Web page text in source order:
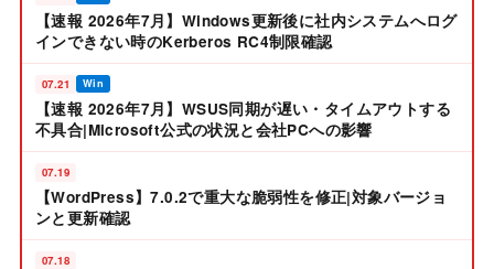
【速報 2026年7月】Windows更新後に社内システムへログ
インできない時のKerberos RC4制限確認
07.21 Win
【速報 2026年7月】WSUS同期が遅い・タイムアウトする
不具合|Microsoft公式の状況と会社PCへの影響
07.19
【WordPress】7.0.2で重大な脆弱性を修正|対象バージョ
ンと更新確認
07.18